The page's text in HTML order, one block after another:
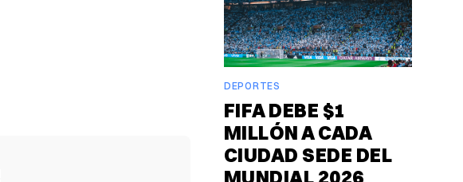
DEPORTES
FIFA DEBE $1
MILLÓN A CADA
CIUDAD SEDE DEL